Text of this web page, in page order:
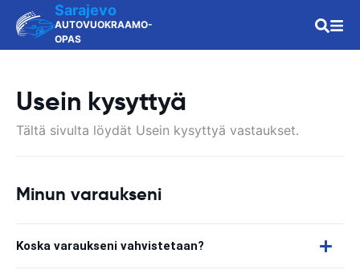
Sarajevo
AUTOVUOKRAAMO-
OPAS
Usein kysyttyä
Tältä sivulta löydät Usein kysyttyä vastaukset.
Minun varaukseni
Koska varaukseni vahvistetaan?